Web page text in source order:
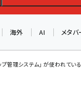
海外 AI メタバ
プ管理システム」 が使われてい